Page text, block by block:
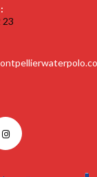
23